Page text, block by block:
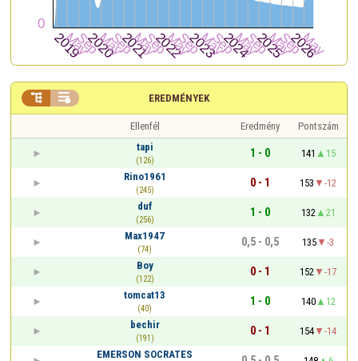
EREDMÉNYEK
 
Ellenfél Eredmény
Pontszám
tapi
(126)
1 - 0 141
15
Rino1961
(245)
0 - 1 153
-12
duf
(256)
1 - 0 132
21
Max1947
(74)
0,5 - 0,5 135
-3
Boy
(122)
0 - 1 152
-17
tomcat13
(40)
1 - 0 140
12
bechir
(191)
0 - 1 154
-14
EMERSON SOCRATES